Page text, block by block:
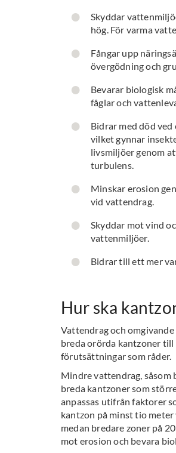
Skyddar
hög. För varma
Fångar upp
övergödning och
Bevarar biologisk
fåglar och
Bidrar med död ved
vilket gynnar
livsmiljöer genom
turbulens.
Minskar erosion
vid vattendrag.
Skyddar mot vind
vattenmiljöer.
Bidrar till ett mer
Hur ska
Vattendrag och
breda orörda kantzoner till
förutsättningar som råder.
Mindre vattendrag, såsom
breda kantzoner som
anpassas utifrån faktorer
kantzon på minst tio
medan bredare zoner på
mot erosion och bevara